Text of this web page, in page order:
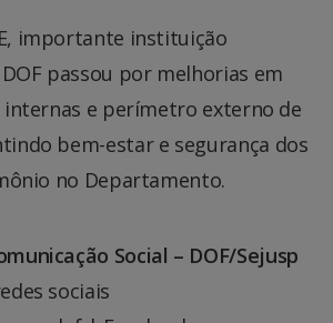
importante instituição
passou por melhorias em
internas e perímetro externo de
bem-estar e segurança dos
no Departamento.
Social – DOF/Sejusp
sociais